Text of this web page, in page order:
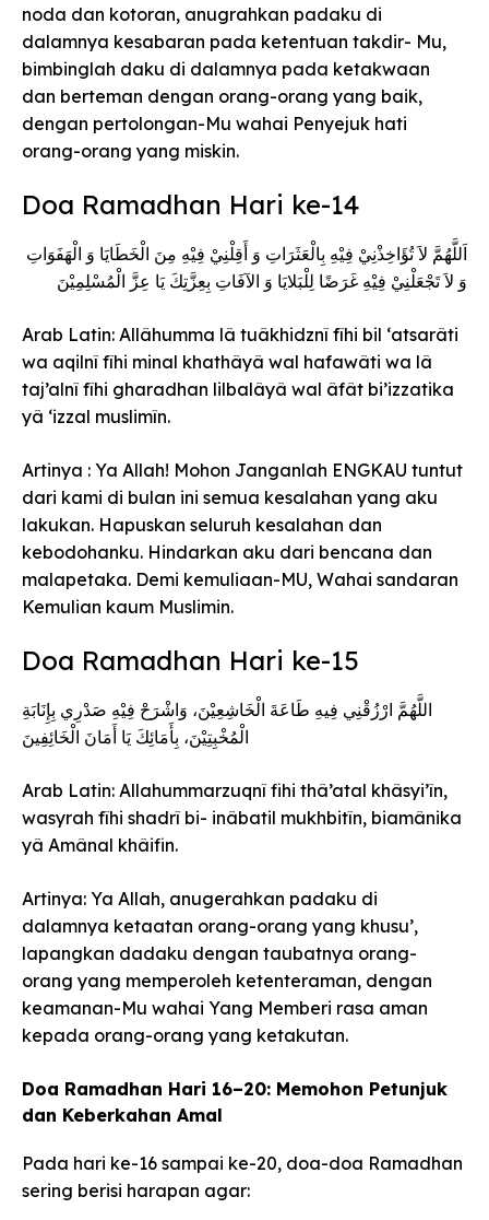
noda dan kotoran, anugrahkan padaku di
dalamnya kesabaran pada ketentuan takdir- Mu,
bimbinglah daku di dalamnya pada ketakwaan
dan berteman dengan orang-orang yang baik,
dengan pertolongan-Mu wahai Penyejuk hati
orang-orang yang miskin.
Doa Ramadhan Hari ke-14
اَللَّهُمَّ لاَ تُؤَاخِذْنِيْ فِيْهِ بِالْعَثَرَاتِ وَ أَقِلْنِيْ فِيْهِ مِنَ الْخَطَايَا وَ الْهَفَوَاتِ
وَ لاَ تَجْعَلْنِيْ فِيْهِ غَرَضًا لِلْبَلايَا وَ الآفَاتِ بِعِزَّتِكَ يَا عِزَّ الْمُسْلِمِيْنَ
Arab Latin: Allâhumma lâ tuâkhidznî fîhi bil ‘atsarâti
wa aqilnî fîhi minal khathâyâ wal hafawâti wa lâ
taj’alnî fîhi gharadhan lilbalâyâ wal âfât bi’izzatika
yâ ‘izzal muslimîn.
Artinya : Ya Allah! Mohon Janganlah ENGKAU tuntut
dari kami di bulan ini semua kesalahan yang aku
lakukan. Hapuskan seluruh kesalahan dan
kebodohanku. Hindarkan aku dari bencana dan
malapetaka. Demi kemuliaan-MU, Wahai sandaran
Kemulian kaum Muslimin.
Doa Ramadhan Hari ke-15
اللَّهُمَّ ارْزُقْنِي فِيهِ طَاعَةَ الْخَاشِعِيْنَ، وَاشْرَحْ فِيْهِ صَدْرِي بِإِنَابَةِ
الْمُخْبِتِيْنَ، بِأَمَائِكَ يَا أَمَانَ الْخَائِفِينَ
Arab Latin: Allahummarzuqnî fihi thâ’atal khâsyi’în,
wasyrah fîhi shadrî bi- inâbatil mukhbitîn, biamânika
yâ Amânal khâifin.
Artinya: Ya Allah, anugerahkan padaku di
dalamnya ketaatan orang-orang yang khusu’,
lapangkan dadaku dengan taubatnya orang-
orang yang memperoleh ketenteraman, dengan
keamanan-Mu wahai Yang Memberi rasa aman
kepada orang-orang yang ketakutan.
Doa Ramadhan Hari 16–20: Memohon Petunjuk
dan Keberkahan Amal
Pada hari ke-16 sampai ke-20, doa-doa Ramadhan
sering berisi harapan agar: